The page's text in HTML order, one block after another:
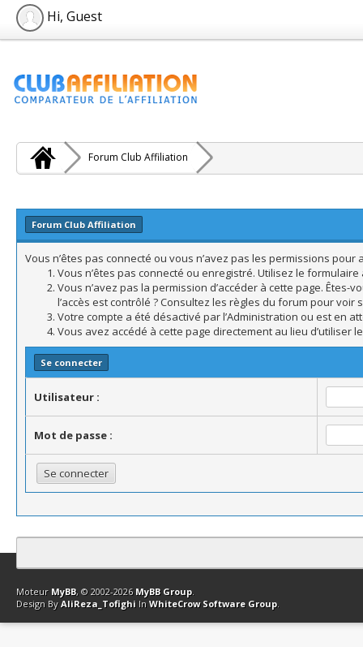
Hi, Guest
Forum Club Affiliation
Forum Club Affiliation
Vous n’êtes pas connecté ou vous n’avez pas les permissions
Vous n’êtes pas connecté ou enregistré. Utilisez le
Vous n’avez pas la permission d’accéder à cette page. Êtes-
l’accès est contrôlé ? Consultez les règles du forum pour
Votre compte a été désactivé par l’Administration ou est en
Vous avez accédé à cette page directement au lieu d’utiliser
Se connecter
Utilisateur :
Mot de passe :
Contact Club Affiliation Retourner en haut Version bas-débit
Moteur MyBB, © 2002-2026 MyBB Group.
Design By AliReza_Tofighi In WhiteCrow Software Group.